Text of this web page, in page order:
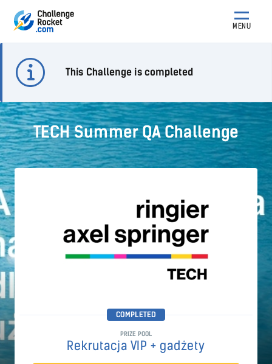
MENU
This Challenge is completed
TECH Summer QA Challenge
COMPLETED
PRIZE POOL
Rekrutacja VIP + gadżety